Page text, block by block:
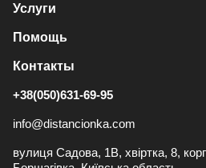
Услуги
Помощь
Контакты
+38(050)631-69-95
info@distancionka.com
вулиця Садова, 1В, хвіртка, 8,